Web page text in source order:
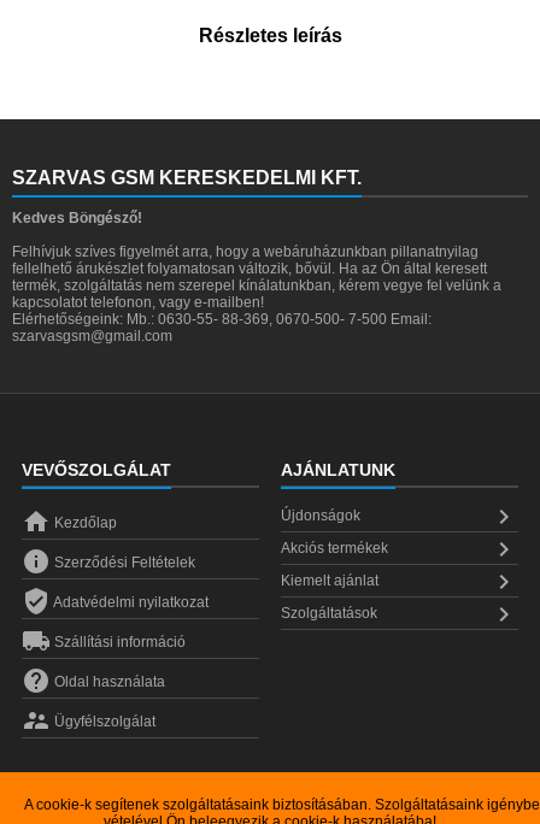
A cookie-k segítenek szolgáltatásaink biztosításában. Szolgáltatásaink igénybe
Részletes leírás
SZARVAS GSM KERESKEDELMI KFT.
Kedves Böngésző!
Felhívjuk szíves figyelmét arra, hogy a webáruházunkban pillanatnyilag
fellelhető árukészlet folyamatosan változik, bővül. Ha az Ön által keresett
termék, szolgáltatás nem szerepel kínálatunkban, kérem vegye fel velünk a
kapcsolatot telefonon, vagy e-mailben!
Elérhetőségeink: Mb.: 0630-55- 88-369, 0670-500- 7-500 Email:
szarvasgsm@gmail.com
VEVŐSZOLGÁLAT
 Kezdőlap
 Szerződési Feltételek
 Adatvédelmi nyilatkozat
 Szállítási információ
 Oldal használata
 Ügyfélszolgálat
AJÁNLATUNK
Újdonságok 
Akciós termékek 
Kiemelt ajánlat 
Szolgáltatások 